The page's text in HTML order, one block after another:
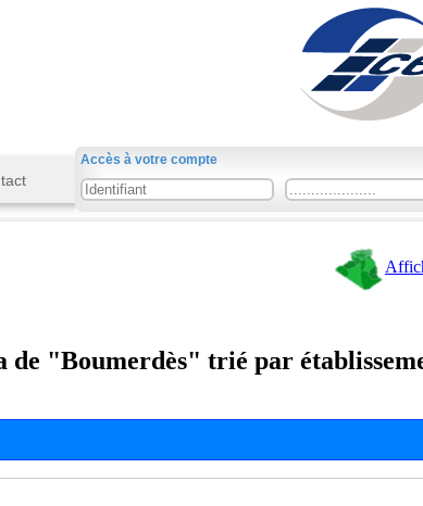
Accès à votre compte
de "Boumerdès" trié par